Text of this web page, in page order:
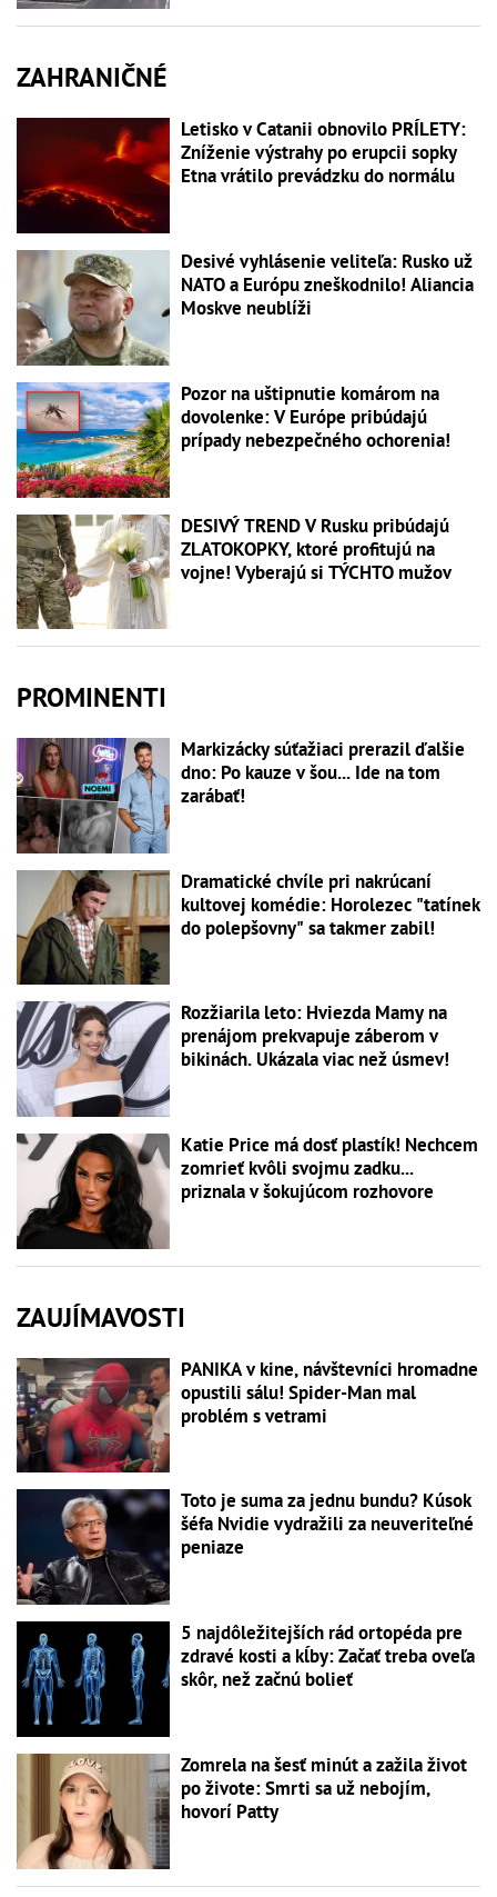
ZAHRANIČNÉ
Letisko v Catanii obnovilo PRÍLETY:
Zníženie výstrahy po erupcii sopky
Etna vrátilo prevádzku do normálu
Desivé vyhlásenie veliteľa: Rusko už
NATO a Európu zneškodnilo! Aliancia
Moskve neublíži
Pozor na uštipnutie komárom na
dovolenke: V Európe pribúdajú
prípady nebezpečného ochorenia!
DESIVÝ TREND V Rusku pribúdajú
ZLATOKOPKY, ktoré profitujú na
vojne! Vyberajú si TÝCHTO mužov
PROMINENTI
Markizácky súťažiaci prerazil ďalšie
dno: Po kauze v šou... Ide na tom
zarábať!
Dramatické chvíle pri nakrúcaní
kultovej komédie: Horolezec "tatínek
do polepšovny" sa takmer zabil!
Rozžiarila leto: Hviezda Mamy na
prenájom prekvapuje záberom v
bikinách. Ukázala viac než úsmev!
Katie Price má dosť plastík! Nechcem
zomrieť kvôli svojmu zadku...
priznala v šokujúcom rozhovore
ZAUJÍMAVOSTI
PANIKA v kine, návštevníci hromadne
opustili sálu! Spider-Man mal
problém s vetrami
Toto je suma za jednu bundu? Kúsok
šéfa Nvidie vydražili za neuveriteľné
peniaze
5 najdôležitejších rád ortopéda pre
zdravé kosti a kĺby: Začať treba oveľa
skôr, než začnú bolieť
Zomrela na šesť minút a zažila život
po živote: Smrti sa už nebojím,
hovorí Patty